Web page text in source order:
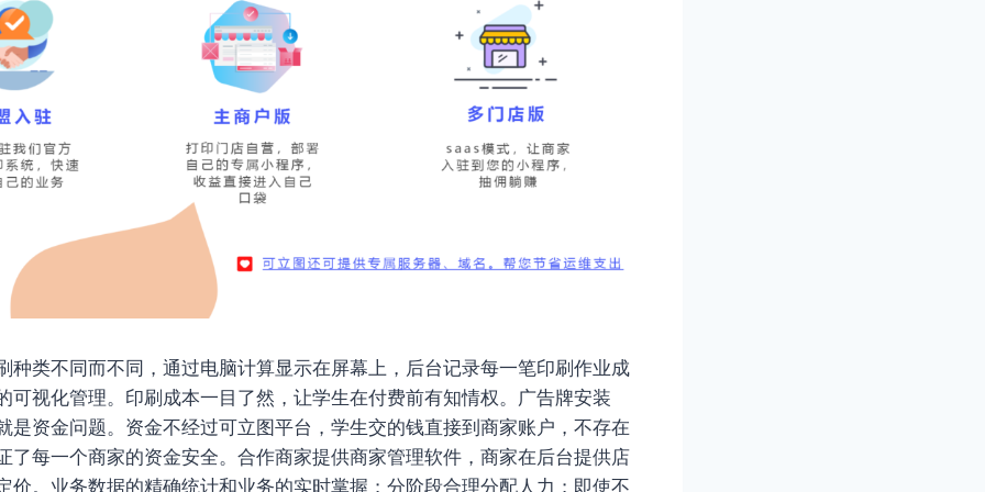
种类不同而不同，通过电脑计算显示在屏幕上，后台记录每一笔印刷作业成
可视化管理。印刷成本一目了然，让学生在付费前有知情权。广告牌安装
是资金问题。资金不经过可立图平台，学生交的钱直接到商家账户，不存在
了每一个商家的资金安全。合作商家提供商家管理软件，商家在后台提供店
价。业务数据的精确统计和业务的实时掌握；分阶段合理分配人力；即使不